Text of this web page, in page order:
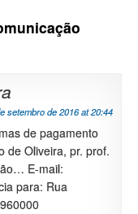
setembro de 2016 at 20:44
de pagamento
de Oliveira, pr. prof.
E-mail:
para: Rua